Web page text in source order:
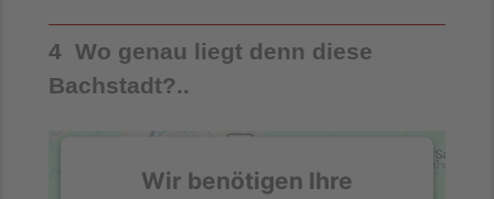
4 Wo genau liegt denn diese
Bachstadt?..
Wir benötigen Ihre